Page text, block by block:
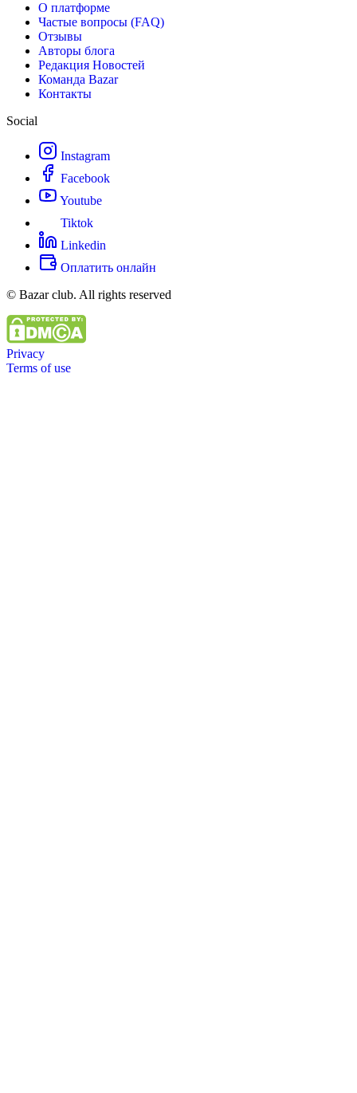
О платформе
Частые вопросы (FAQ)
Отзывы
Авторы блога
Редакция Новостей
Команда Bazar
Контакты
Social
Instagram
Facebook
Youtube
Tiktok
Linkedin
Оплатить онлайн
© Bazar club. All rights reserved
Privacy
Terms of use